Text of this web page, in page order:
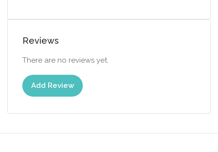
Reviews
There are no reviews yet.
Add Review